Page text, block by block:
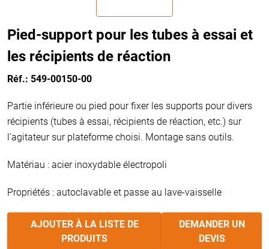
Pied-support pour les tubes à essai et
les récipients de réaction
Réf.: 549-00150-00
Partie inférieure ou pied pour fixer les supports pour divers
récipients (tubes à essai, récipients de réaction, etc.) sur
l’agitateur sur plateforme choisi. Montage sans outils.
Matériau : acier inoxydable électropoli
Propriétés : autoclavable et passe au lave-vaisselle
AJOUTER À LA LISTE DE
PRODUITS
DEMANDER UN
DEVIS